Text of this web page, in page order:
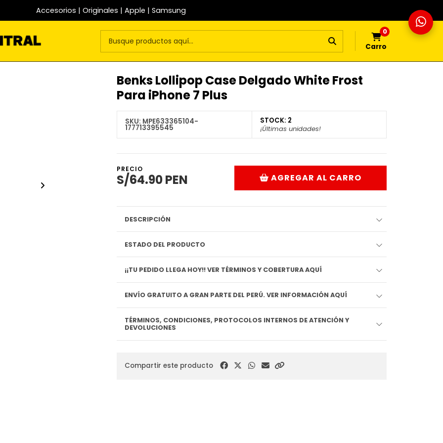
Accesorios | Originales | Apple | Samsung
0
Carro
Benks Lollipop Case Delgado White Frost
Para iPhone 7 Plus
SKU: MPE633365104-
177713395545
STOCK: 2
¡Últimas unidades!
PRECIO
S/64.90 PEN AGREGAR AL CARRO
DESCRIPCIÓN
ESTADO DEL PRODUCTO
¡¡TU PEDIDO LLEGA HOY!! VER TÉRMINOS Y COBERTURA AQUÍ
ENVÍO GRATUITO A GRAN PARTE DEL PERÚ. VER INFORMACIÓN AQUÍ
TÉRMINOS, CONDICIONES, PROTOCOLOS INTERNOS DE ATENCIÓN Y
DEVOLUCIONES
Compartir este producto